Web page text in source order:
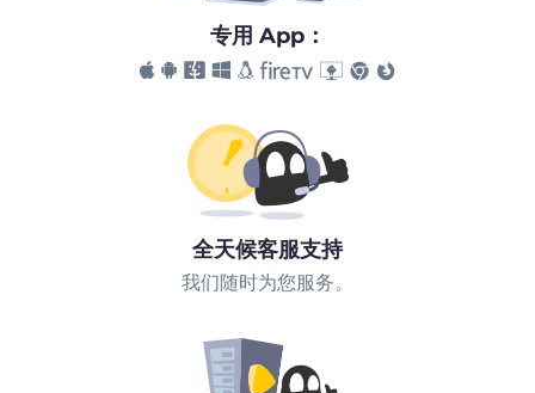
专用 App：
全天候客服支持
我们随时为您服务。